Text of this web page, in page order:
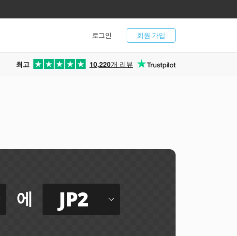
회원 가입
로그인
최고 10,220개 리뷰
에 JP2